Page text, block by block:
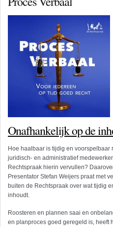
Onafhankelijk op de
Hoe haalbaar is tijdig en voorspelbaar
juridisch- en administratief
Rechtspraak hierin vervullen?
Presentator Stefan Weijers praat met
buiten de Rechtspraak over wat tijdig
inhoudt.
Roosteren en plannen saai en
en planproces goed geregeld is, heeft